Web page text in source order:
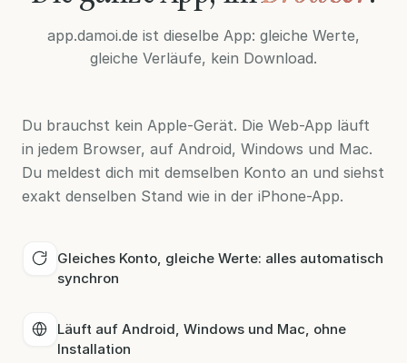
app.damoi.de ist dieselbe App: gleiche Werte,
gleiche Verläufe, kein Download.
Du brauchst kein Apple-Gerät. Die Web-App läuft
in jedem Browser, auf Android, Windows und Mac.
Du meldest dich mit demselben Konto an und siehst
exakt denselben Stand wie in der iPhone-App.
Gleiches Konto, gleiche Werte: alles automatisch
synchron
Läuft auf Android, Windows und Mac, ohne
Installation